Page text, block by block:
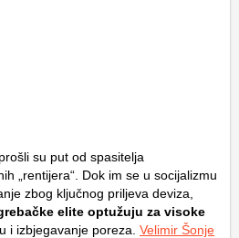
su put od spasitelja
„rentijera“. Dok im se u socijalizmu
zbog ključnog priljeva deviza,
elite optužuju za visoke
i izbjegavanje poreza. Velimir Šonje